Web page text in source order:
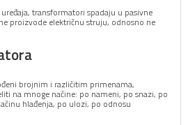
transformatori spadaju u pasivne
proizvode električnu struju, odnosno ne
brojnim i različitim primenama,
na mnoge načine: po nameni, po snazi, po
hlađenja, po ulozi, po odnosu